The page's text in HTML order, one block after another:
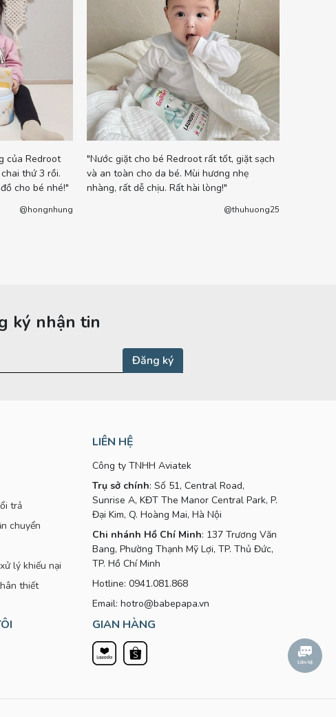
của Redroot
thứ 3 rồi.
cho bé nhé!"
@hongnhung
"Nước giặt cho bé Redroot rất tốt, giặt sạch
và an toàn cho da bé. Mùi hương nhẹ
nhàng, rất dễ chịu. Rất hài lòng!"
@thuhuong25
ký nhận tin
trả
chuyển
lý khiếu nại
thiết
LIÊN HỆ
Công ty TNHH Aviatek
Trụ sở chính: Số 51, Central Road,
Sunrise A, KĐT The Manor Central Park, P.
Đại Kim, Q. Hoàng Mai, Hà Nội
Chi nhánh Hồ Chí Minh: 137 Trương Văn
Bang, Phường Thạnh Mỹ Lợi, TP. Thủ Đức,
TP. Hồ Chí Minh
Hotline: 0941.081.868
Email: hotro@babepapa.vn
GIAN HÀNG